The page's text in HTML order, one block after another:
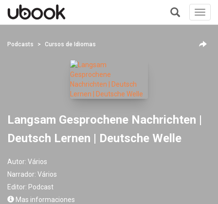
+
Podcasts Cursos de Idiomas
Langsam Gesprochene Nachrichten |
Deutsch Lernen | Deutsche Welle
Autor: Vários
Narrador: Vários
Editor: Podcast
Mas informaciones